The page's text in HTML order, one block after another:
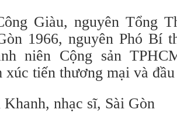
Giàu, nguyên Tổng
1966, nguyên Phó Bí
niên Cộng sản
xúc tiến thương mại và
Khanh, nhạc sĩ, Sài Gòn